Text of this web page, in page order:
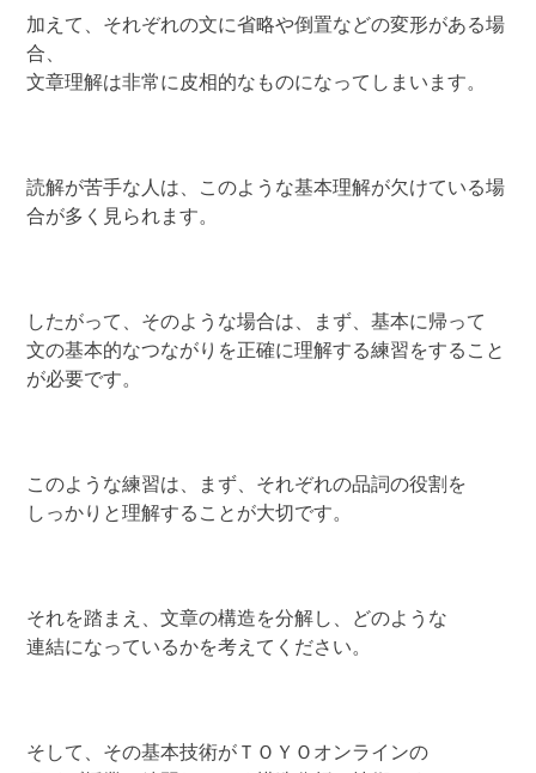
加えて、それぞれの文に省略や倒置などの変形がある場
合、
文章理解は非常に皮相的なものになってしまいます。
読解が苦手な人は、このような基本理解が欠けている場
合が多く見られます。
したがって、そのような場合は、まず、基本に帰って
文の基本的なつながりを正確に理解する練習をすること
が必要です。
このような練習は、まず、それぞれの品詞の役割を
しっかりと理解することが大切です。
それを踏まえ、文章の構造を分解し、どのような
連結になっているかを考えてください。
そして、その基本技術がＴＯＹＯオンラインの